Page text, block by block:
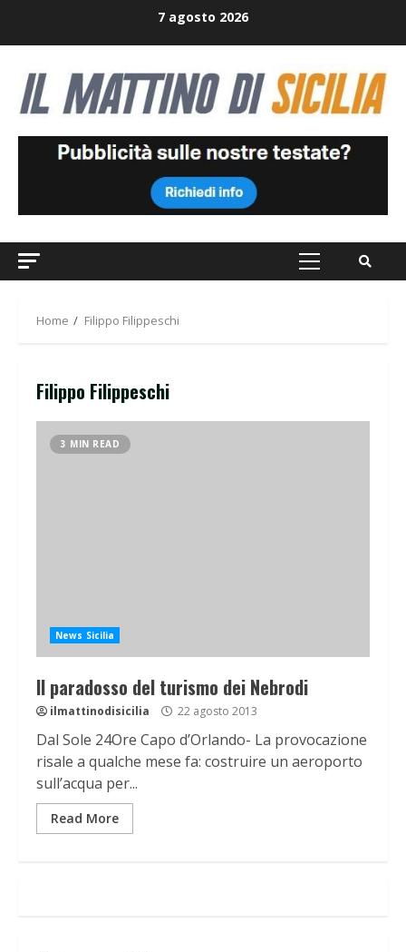
7 agosto 2026
Primary
Home Filippo Filippeschi
Filippo Filippeschi
3 MIN READ
News Sicilia
Il paradosso del turismo dei Nebrodi
ilmattinodisicilia 22 agosto 2013
Dal Sole 24Ore Capo d’Orlando- La provocazione
risale a qualche mese fa: costruire un aeroporto
sull’acqua per...
Read More